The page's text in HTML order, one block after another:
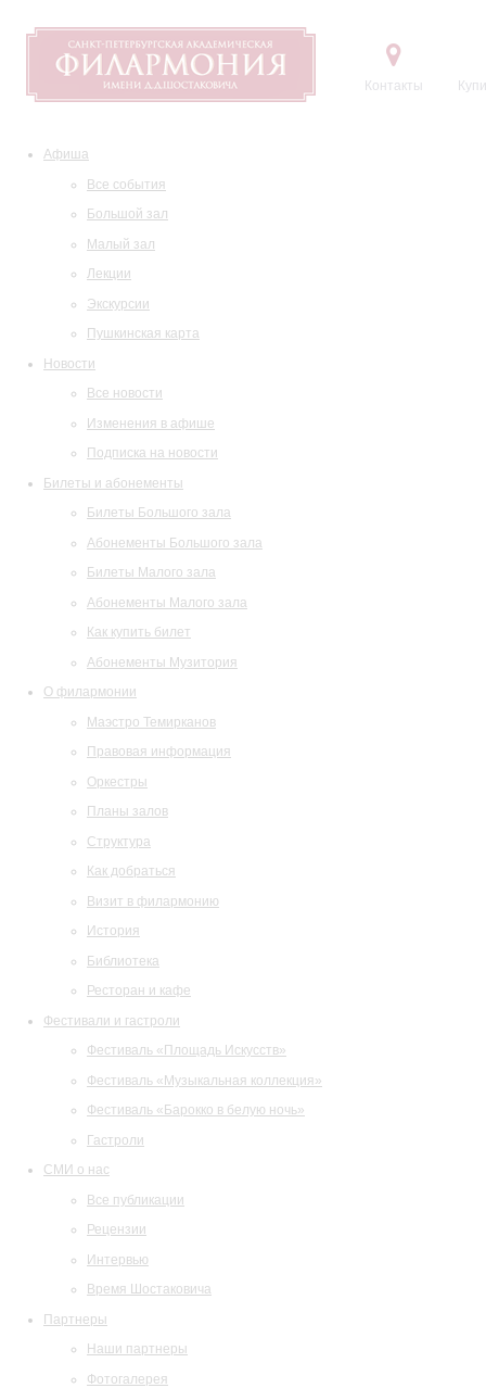
Контакты
Афиша
Все события
Большой зал
Малый зал
Лекции
Экскурсии
Пушкинская карта
Новости
Все новости
Изменения в афише
Подписка на новости
Билеты и абонементы
Билеты Большого зала
Абонементы Большого зала
Билеты Малого зала
Абонементы Малого зала
Как купить билет
Абонементы Музитория
О филармонии
Маэстро Темирканов
Правовая информация
Оркестры
Планы залов
Структура
Как добраться
Визит в филармонию
История
Библиотека
Ресторан и кафе
Фестивали и гастроли
Фестиваль «Площадь Искусств»
Фестиваль «Музыкальная коллекция»
Фестиваль «Барокко в белую ночь»
Гастроли
СМИ о нас
Все публикации
Рецензии
Интервью
Время Шостаковича
Партнеры
Наши партнеры
Фотогалерея